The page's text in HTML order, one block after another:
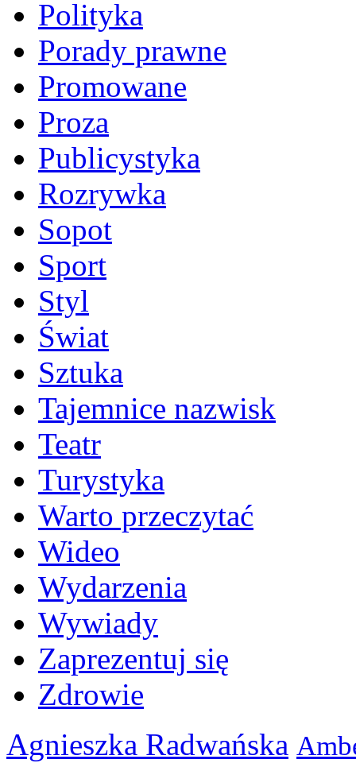
Polityka
Porady prawne
Promowane
Proza
Publicystyka
Rozrywka
Sopot
Sport
Styl
Świat
Sztuka
Tajemnice nazwisk
Teatr
Turystyka
Warto przeczytać
Wideo
Wydarzenia
Wywiady
Zaprezentuj się
Zdrowie
Agnieszka Radwańska